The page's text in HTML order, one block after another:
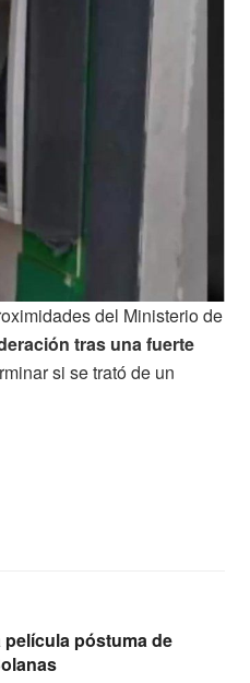
del Ministerio de
tras una fuerte
si se trató de un
póstuma de